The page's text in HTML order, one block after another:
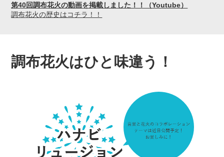
第40回調布花火の動画を掲載しました！！（Youtube）
調布花火の歴史はコチラ！！
調布花火はひと味違う！